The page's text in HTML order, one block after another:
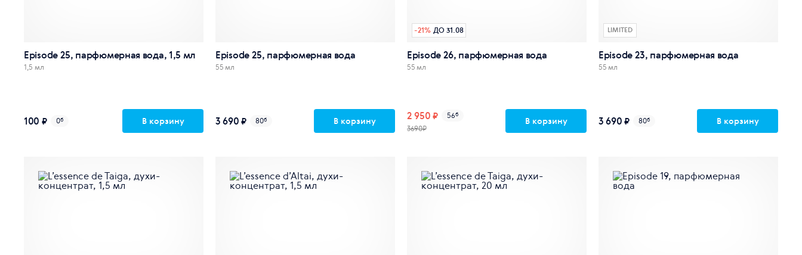
Episode 25, парфюмерная вода, 1,5 мл
1,5 мл
100 ₽ 0б В корзину
Episode 25, парфюмерная вода
55 мл
3 690 ₽ 80б В корзину
-21% ДО 31.08
Episode 26, парфюмерная вода
55 мл
2 950 ₽ 56б
3690₽
В корзину
LIMITED
Episode 23, парфюмерная вода
55 мл
3 690 ₽ 80б В корзину